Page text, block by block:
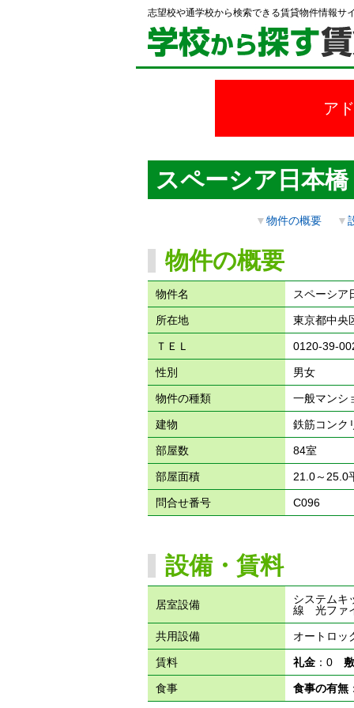
志望校や通学校から検索できる賃貸物件情報サ
ア
スペーシア日本橋
▼物件の概要 ▼
物件の概要
物件名 スペーシア
所在地 東京都中央
ＴＥＬ 0120-39-
性別 男女
物件の種類 一般マンシ
建物 鉄筋コン
部屋数 84室
部屋面積 21.0～25.0
問合せ番号 C096
設備・賃料
居室設備
システム
線 光ファ
共用設備 オートロ
賃料 礼金：0
食事 食事の有無